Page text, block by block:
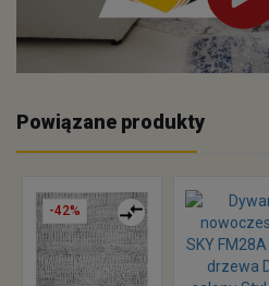
Powiązane produkty
-42%